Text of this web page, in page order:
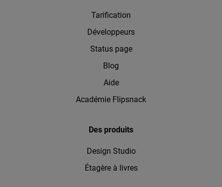
Tarification
Développeurs
Status page
Blog
Aide
Académie Flipsnack
Des produits
Design Studio
Étagère à livres